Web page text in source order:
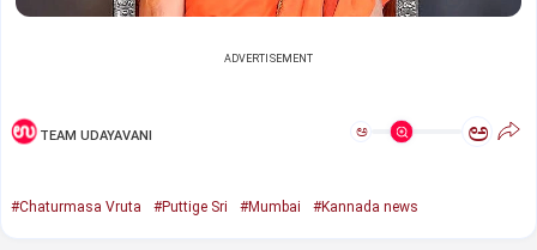
ADVERTISEMENT
TEAM UDAYAVANI ಅ ಅ
#Chaturmasa Vruta #Puttige Sri #Mumbai #Kannada news